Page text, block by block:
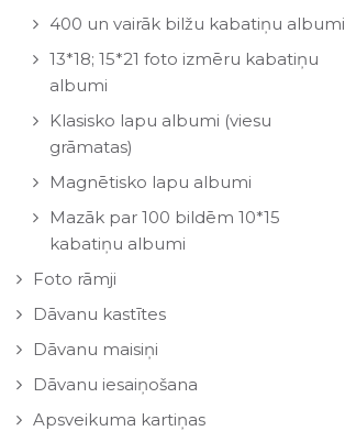
400 un vairāk bilžu kabatiņu albumi
13*18; 15*21 foto izmēru kabatiņu
albumi
Klasisko lapu albumi (viesu
grāmatas)
Magnētisko lapu albumi
Mazāk par 100 bildēm 10*15
kabatiņu albumi
Foto rāmji
Dāvanu kastītes
Dāvanu maisiņi
Dāvanu iesaiņošana
Apsveikuma kartiņas